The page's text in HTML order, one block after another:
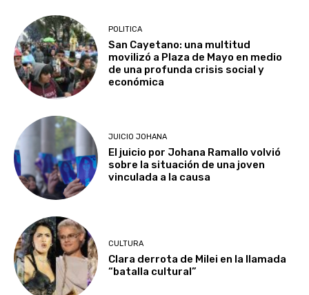
POLITICA
San Cayetano: una multitud
movilizó a Plaza de Mayo en medio
de una profunda crisis social y
económica
JUICIO JOHANA
El juicio por Johana Ramallo volvió
sobre la situación de una joven
vinculada a la causa
CULTURA
Clara derrota de Milei en la llamada
“batalla cultural”